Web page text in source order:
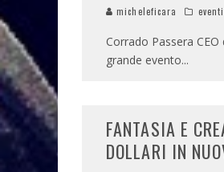
micheleficara eventi
Corrado Passera
grande evento...
FANTASIA E
DOLLARI IN